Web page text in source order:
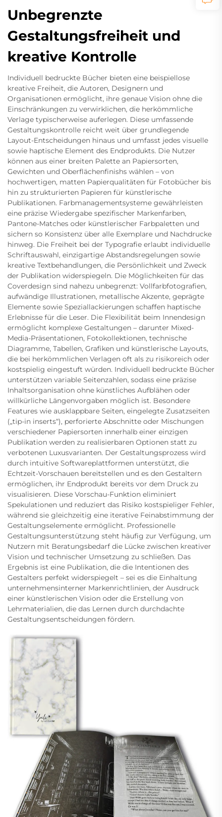
Unbegrenzte
Gestaltungsfreiheit und
kreative Kontrolle
Individuell bedruckte Bücher bieten eine beispiellose
kreative Freiheit, die Autoren, Designern und
Organisationen ermöglicht, ihre genaue Vision ohne die
Einschränkungen zu verwirklichen, die herkömmliche
Verlage typischerweise auferlegen. Diese umfassende
Gestaltungskontrolle reicht weit über grundlegende
Layout-Entscheidungen hinaus und umfasst jedes visuelle
sowie haptische Element des Endprodukts. Die Nutzer
können aus einer breiten Palette an Papiersorten,
Gewichten und Oberflächenfinishs wählen – von
hochwertigen, matten Papierqualitäten für Fotobücher bis
hin zu strukturierten Papieren für künstlerische
Publikationen. Farbmanagementsysteme gewährleisten
eine präzise Wiedergabe spezifischer Markenfarben,
Pantone-Matches oder künstlerischer Farbpaletten und
sichern so Konsistenz über alle Exemplare und Nachdrucke
hinweg. Die Freiheit bei der Typografie erlaubt individuelle
Schriftauswahl, einzigartige Abstandsregelungen sowie
kreative Textbehandlungen, die Persönlichkeit und Zweck
der Publikation widerspiegeln. Die Möglichkeiten für das
Coverdesign sind nahezu unbegrenzt: Vollfarbfotografien,
aufwändige Illustrationen, metallische Akzente, geprägte
Elemente sowie Speziallackierungen schaffen haptische
Erlebnisse für die Leser. Die Flexibilität beim Innendesign
ermöglicht komplexe Gestaltungen – darunter Mixed-
Media-Präsentationen, Fotokollektionen, technische
Diagramme, Tabellen, Grafiken und künstlerische Layouts,
die bei herkömmlichen Verlagen oft als zu risikoreich oder
kostspielig eingestuft würden. Individuell bedruckte Bücher
unterstützen variable Seitenzahlen, sodass eine präzise
Inhaltsorganisation ohne künstliches Aufblähen oder
willkürliche Längenvorgaben möglich ist. Besondere
Features wie ausklappbare Seiten, eingelegte Zusatzseiten
(„tip-in inserts“), perforierte Abschnitte oder Mischungen
verschiedener Papiersorten innerhalb einer einzigen
Publikation werden zu realisierbaren Optionen statt zu
verbotenen Luxusvarianten. Der Gestaltungsprozess wird
durch intuitive Softwareplattformen unterstützt, die
Echtzeit-Vorschauen bereitstellen und es den Gestaltern
ermöglichen, ihr Endprodukt bereits vor dem Druck zu
visualisieren. Diese Vorschau-Funktion eliminiert
Spekulationen und reduziert das Risiko kostspieliger Fehler,
während sie gleichzeitig eine iterative Feinabstimmung der
Gestaltungselemente ermöglicht. Professionelle
Gestaltungsunterstützung steht häufig zur Verfügung, um
Nutzern mit Beratungsbedarf die Lücke zwischen kreativer
Vision und technischer Umsetzung zu schließen. Das
Ergebnis ist eine Publikation, die die Intentionen des
Gestalters perfekt widerspiegelt – sei es die Einhaltung
unternehmensinterner Markenrichtlinien, der Ausdruck
einer künstlerischen Vision oder die Erstellung von
Lehrmaterialien, die das Lernen durch durchdachte
Gestaltungsentscheidungen fördern.